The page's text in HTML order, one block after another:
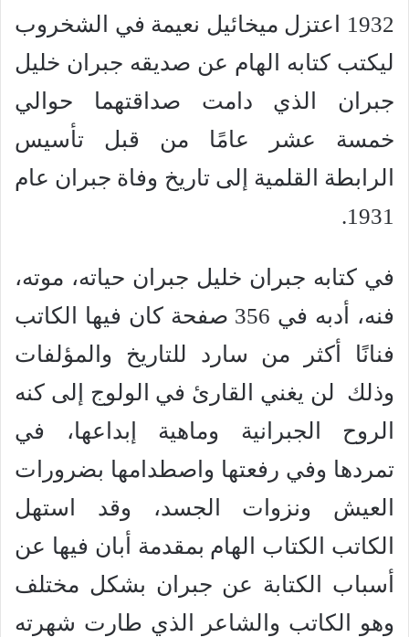
1932 اعتزل ميخائيل نعيمة في الشخروب
ليكتب كتابه الهام عن صديقه جبران خليل
جبران الذي دامت صداقتهما حوالي
خمسة عشر عامًا من قبل تأسيس
الرابطة القلمية إلى تاريخ وفاة جبران عام
1931.
في كتابه جبران خليل جبران حياته، موته،
فنه، أدبه في 356 صفحة كان فيها الكاتب
فنانًا أكثر من سارد للتاريخ والمؤلفات
وذلك لن يغني القارئ في الولوج إلى كنه
الروح الجبرانية وماهية إبداعها، في
تمردها وفي رفعتها واصطدامها بضرورات
العيش ونزوات الجسد، وقد استهل
الكاتب الكتاب الهام بمقدمة أبان فيها عن
أسباب الكتابة عن جبران بشكل مختلف
وهو الكاتب والشاعر الذي طارت شهرته